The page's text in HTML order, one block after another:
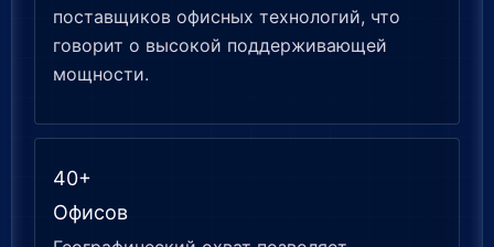
поставщиков офисных технологий, что
говорит о высокой поддерживающей
мощности.
40+
Офисов